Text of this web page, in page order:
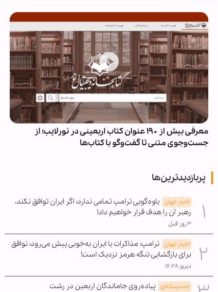
معرفی بیش از ۱۹۰ عنوان کتاب اربعینی در نورلایب؛ از
جست‌وجوی متنی تا گفت‌وگو با کتاب‌ها
پربازدیدترین‌ها
اخبار جهان یاوه‌گویی ترامپ تمامی ندارد؛ اگر ایران توافق نکند،
رهبر آن را هدف قرار خواهیم داد!
۳ روز قبل
اخبار جهان ترامپ: مذاکرات با ایران به‌خوبی پیش می‌رود؛ توافق
برای بازگشایی تنگه هرمز نزدیک است!
دیروز ۱۷:۲۸
چندرسانه‌ای پیاده‌روی جاماندگان اربعین در رشت